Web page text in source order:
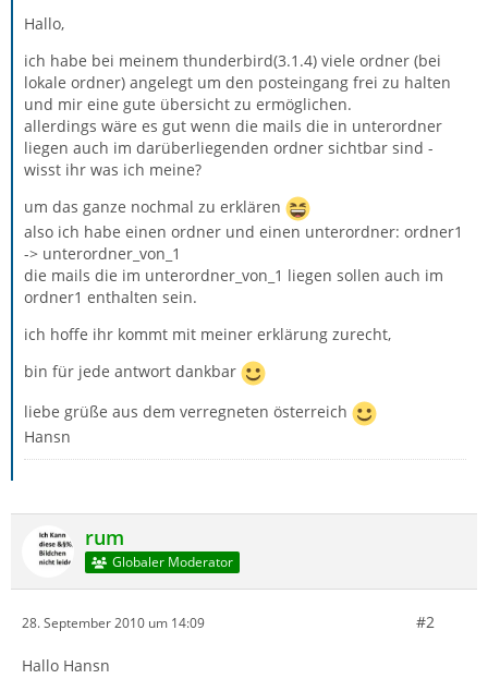
Hallo,
ich habe bei meinem thunderbird(3.1.4) viele ordner (bei
lokale ordner) angelegt um den posteingang frei zu halten
und mir eine gute übersicht zu ermöglichen.
allerdings wäre es gut wenn die mails die in unterordner
liegen auch im darüberliegenden ordner sichtbar sind -
wisst ihr was ich meine?
um das ganze nochmal zu erklären
also ich habe einen ordner und einen unterordner: ordner1
-> unterordner_von_1
die mails die im unterordner_von_1 liegen sollen auch im
ordner1 enthalten sein.
ich hoffe ihr kommt mit meiner erklärung zurecht,
bin für jede antwort dankbar
liebe grüße aus dem verregneten österreich
Hansn
rum
Globaler Moderator
28. September 2010 um 14:09 #2
Hallo Hansn